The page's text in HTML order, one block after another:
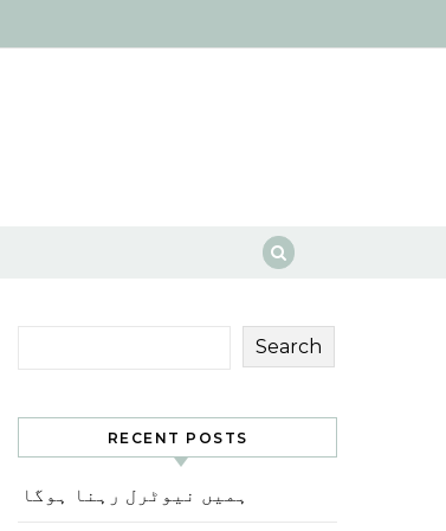
Search
RECENT POSTS
ہمیں نیوٹرل رہنا ہوگا